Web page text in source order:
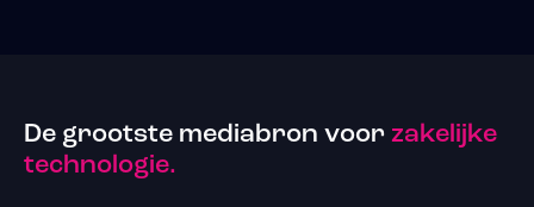
De grootste mediabron voor zakelijke
technologie.